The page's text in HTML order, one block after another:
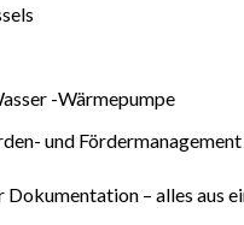
-Wärmepumpe
und Fördermanagement
– alles aus